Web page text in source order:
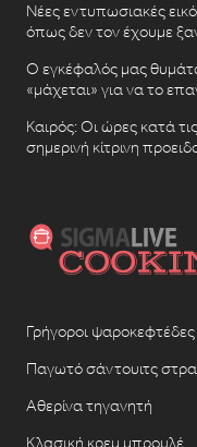
Νέες εντυπωσιακές
όπως δεν τον έχουμε
Ο εγκέφαλός μας
«μάχεται» για να το
Καιρός: Οι ώρες κατά
σημερινή κίτρινη
Γρήγοροι
Παγωτό σάντουιτς
Αθερίνα τηγανητή
Κλασική κρεμ μπρουλέ